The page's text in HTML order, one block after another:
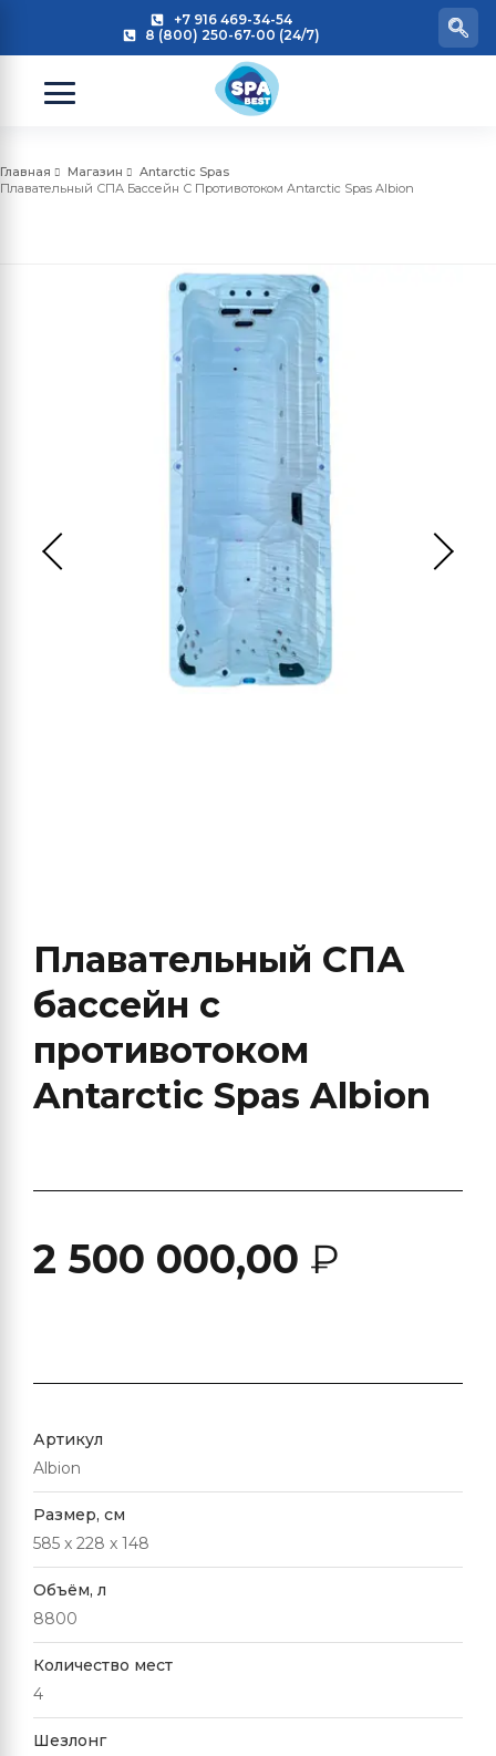
+7 916 469-34-54
8 (800) 250-67-00 (24/7)
Главная Магазин
Antarctic Spas
Плавательный СПА Бассейн С Противотоком Antarctic Spas Albion
Плавательный СПА
бассейн с
противотоком
Antarctic Spas Albion
2 500 000,00 ₽
Артикул
Albion
Размер, см
585 x 228 x 148
Объём, л
8800
Количество мест
4
Шезлонг